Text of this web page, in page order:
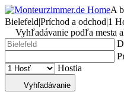
A
Bielefeld|Príchod a odchod|1
Vyhľadávanie podľa mesta
Hostia
Vyhľadávanie